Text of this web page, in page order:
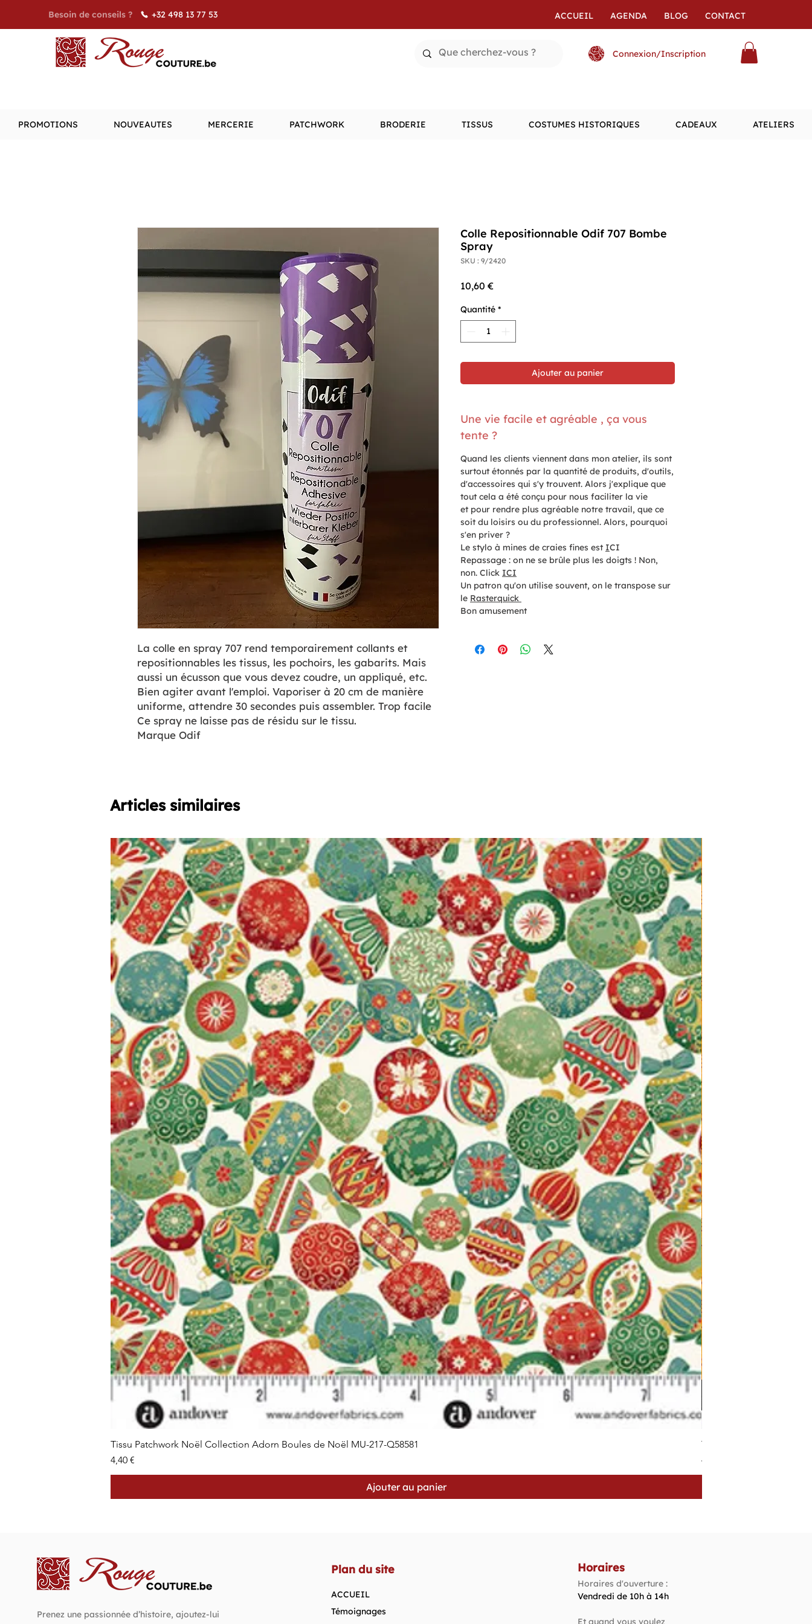
Besoin de conseils ? +32 498 13 77 53 ACCUEIL AGENDA BLOG CONTACT
Connexion/Inscription
PROMOTIONS NOUVEAUTES MERCERIE PATCHWORK BRODERIE TISSUS COSTUMES HISTORIQUES CADEAUX ATELIERS
La colle en spray 707 rend temporairement collants et
repositionnables les tissus, les pochoirs, les gabarits. Mais
aussi un écusson que vous devez coudre, un appliqué, etc.
Bien agiter avant l'emploi. Vaporiser à 20 cm de manière
uniforme, attendre 30 secondes puis assembler. Trop facile
Ce spray ne laisse pas de résidu sur le tissu.
Marque Odif
Colle Repositionnable Odif 707 Bombe
Spray
SKU : 9/2420
10,60 €Prix
Quantité *
Ajouter au panier
Une vie facile et agréable , ça vous
tente ?
Quand les clients viennent dans mon atelier, ils sont
surtout étonnés par la quantité de produits, d'outils,
d'accessoires qui s'y trouvent. Alors j'explique que
tout cela a été conçu pour nous faciliter la vie
et pour rendre plus agréable notre travail, que ce
soit du loisirs ou du professionnel. Alors, pourquoi
s'en priver ?
Le stylo à mines de craies fines est ICI
Repassage : on ne se brûle plus les doigts ! Non,
non. Click ICI
Un patron qu'on utilise souvent, on le transpose sur
le Rasterquick
Bon amusement
Articles similaires
Aperçu rapide
Tissu Patchwork Noël Collection Adorn Boules de Noël MU-217-Q58581
Prix
4,40 €
Ajouter au panier
Tissu Patchwork Fond
Prix
4,40 €
Prenez une passionnée d’histoire, ajoutez-lui
Plan du site
ACCUEIL
Témoignages
Horaires
Horaires d'ouverture :
Vendredi de 10h à 14h​
Et quand vous voulez